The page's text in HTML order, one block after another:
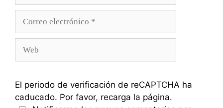
El periodo de verificación de reCAPTCHA ha
caducado. Por favor, recarga la página.